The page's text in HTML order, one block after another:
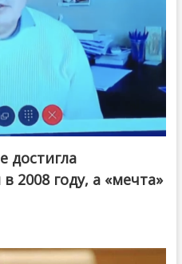
достигла
2008 году, а «мечта»